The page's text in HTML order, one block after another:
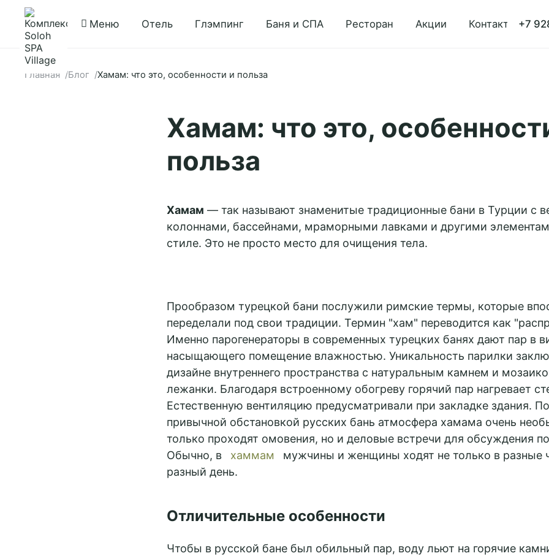
Меню Отель Глэмпинг Баня и СПА Ресторан Акции Контакты +7
Главная Блог Хамам: что это, особенности и польза
Хамам: что это,
польза
Хамам — так называют знаменитые традиционные бани в Турции с
колоннами, бассейнами, мраморными лавками и другими
стиле. Это не просто место для очищения тела.
Прообразом турецкой бани послужили римские термы, которые
переделали под свои традиции. Термин "хам" переводится как
Именно парогенераторы в современных турецких банях дают пар в
насыщающего помещение влажностью. Уникальность парилки
дизайне внутреннего пространства с натуральным камнем и
лежанки. Благодаря встроенному обогреву горячий пар нагревает
Естественную вентиляцию предусматривали при закладке здания.
привычной обстановкой русских бань атмосфера хамама очень
только проходят омовения, но и деловые встречи для обсуждения
Обычно, в
хаммам
мужчины и женщины ходят не только в разные
разный день.
Отличительные особенности
Чтобы в русской бане был обильный пар, воду льют на горячие